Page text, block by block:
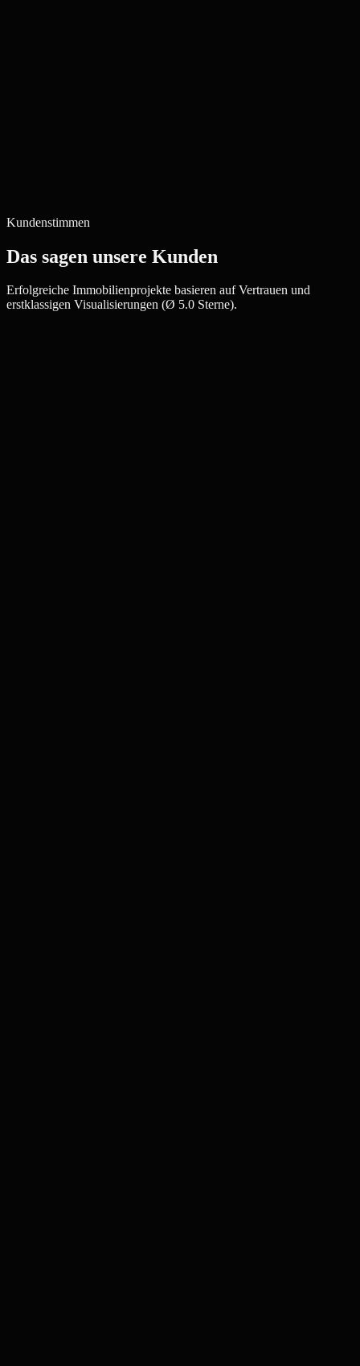
Kundenstimmen
Das sagen unsere Kunden
Erfolgreiche Immobilienprojekte basieren auf Vertrauen und
erstklassigen Visualisierungen (Ø 5.0 Sterne).